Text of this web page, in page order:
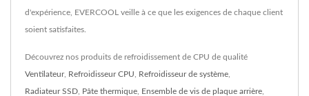
d'expérience, EVERCOOL veille à ce que les exigences de chaque client
soient satisfaites.
Découvrez nos produits de refroidissement de CPU de qualité
Ventilateur, Refroidisseur CPU Refroidisseur de système
Radiateur SSD Pâte thermique Ensemble de vis de plaque arrière